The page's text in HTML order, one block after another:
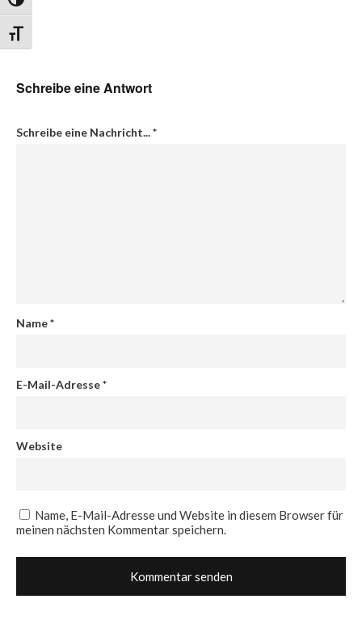
Schrift vergrößern
Schreibe eine Antwort
Schreibe eine Nachricht...*
Name*
E-Mail-Adresse*
Website
Name, E-Mail-Adresse und Website in diesem Browser für
meinen nächsten Kommentar speichern.